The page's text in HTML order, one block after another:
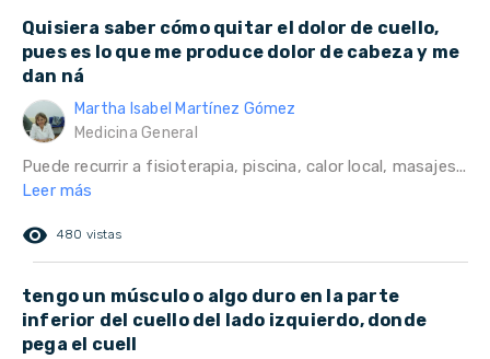
Quisiera saber cómo quitar el dolor de cuello,
pues es lo que me produce dolor de cabeza y me
dan ná
Martha Isabel Martínez Gómez
Medicina General
Puede recurrir a fisioterapia, piscina, calor local, masajes...
Leer más
remove_red_eye 480 vistas
tengo un músculo o algo duro en la parte
inferior del cuello del lado izquierdo, donde
pega el cuell